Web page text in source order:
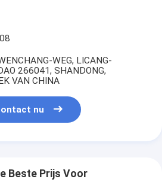
WEG, LICANG-
266041, SHANDONG,
VAN CHINA
nu
Beste Prijs Voor